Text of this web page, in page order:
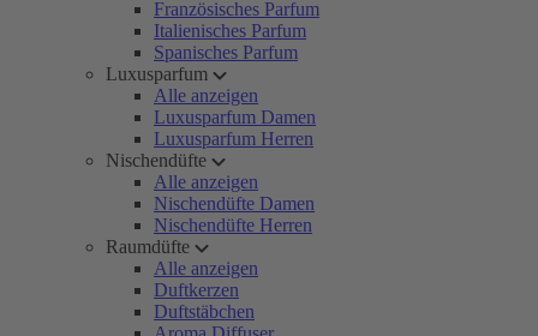
Französisches Parfum
Italienisches Parfum
Spanisches Parfum
Luxusparfum
Alle anzeigen
Luxusparfum Damen
Luxusparfum Herren
Nischendüfte
Alle anzeigen
Nischendüfte Damen
Nischendüfte Herren
Raumdüfte
Alle anzeigen
Duftkerzen
Duftstäbchen